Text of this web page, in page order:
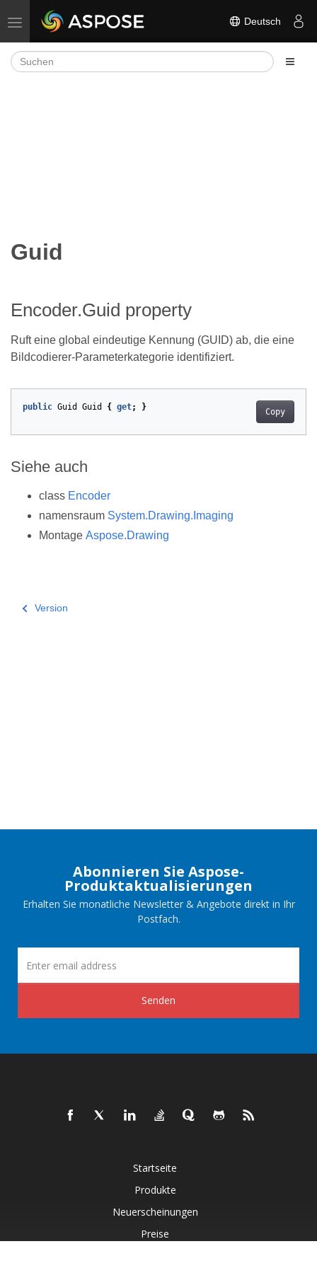
Navigation umschalten Deutsch
Guid
Encoder.Guid property
Ruft eine global eindeutige Kennung (GUID) ab, die eine
Bildcodierer-Parameterkategorie identifiziert.
Copy
public Guid Guid { get; }
Siehe auch
class Encoder
namensraum System.Drawing.Imaging
Montage Aspose.Drawing
Version
Abonnieren Sie Aspose-
Produktaktualisierungen
Erhalten Sie monatliche Newsletter & Angebote direkt in Ihr
Postfach.
Senden
Startseite
Produkte
Neuerscheinungen
Preise